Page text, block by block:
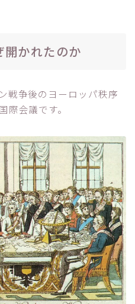
開かれたのか
戦争後のヨーロッパ秩序
際会議です。